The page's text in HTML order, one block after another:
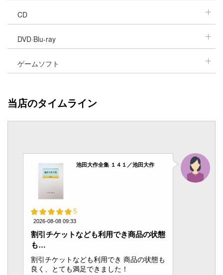
CD
売れている邦楽CD
売れている洋楽CD
売れているアニメサントラ
DVD·Blu-ray
アニメDVD/Blu-ray
人気のバラエティ番組
ミュージックライブDVD
ゲームソフト
当店のタイムライン